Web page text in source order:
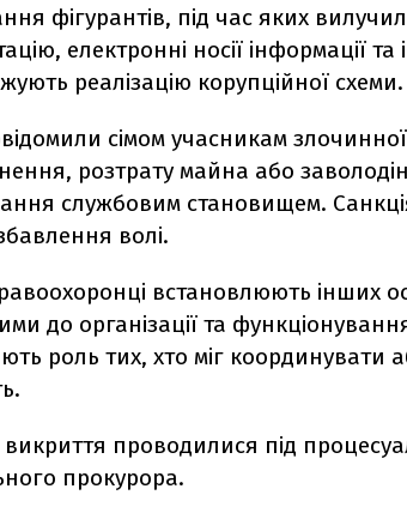
фігурантів, під час яких
електронні носії інформації
реалізацію корупційної схеми.
сімом учасникам
розтрату майна або
службовим становищем.
волі.
встановлюють інших
до організації та
роль тих, хто міг координувати
проводилися під
прокурора.